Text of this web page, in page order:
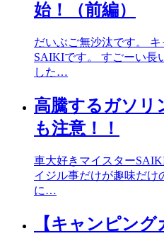
始！（前編）
だいぶご無沙汰です。
SAIKIです。 すごーい長
した…
高騰するガソリ
も注意！！
車大好きマイスター
イジル事だけが趣味だけ
に…
【キャンピン